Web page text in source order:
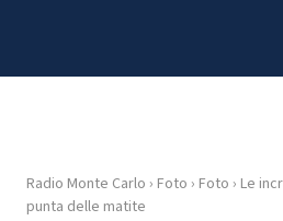
HOME
Radio Monte Carlo › Foto › Foto › Le
punta delle matite